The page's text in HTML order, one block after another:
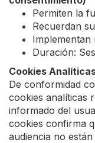
Permiten la
Recuerdan
Implementan
Duración:
Cookies
De conformidad
cookies analíticas
informado del
cookies confirma
audiencia no